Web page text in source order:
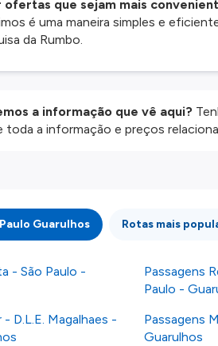
que sejam mais
é uma maneira simples e
da Rumbo.
a informação que vê aqui?
toda a informação e preços
Guarulhos Rotas mais
- São Paulo -
Passagens
Paulo -
D.L.E. Magalhaes -
Passagens
Guarulhos